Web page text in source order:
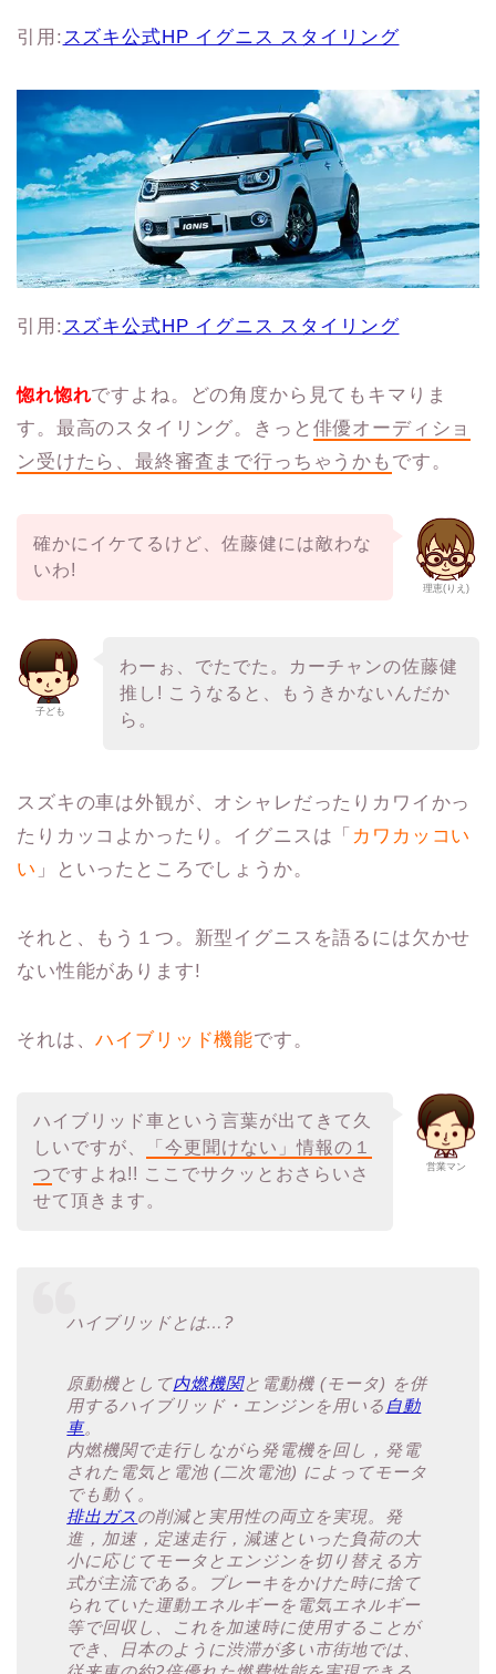
引用:スズキ公式HP イグニス スタイリング
引用:スズキ公式HP イグニス スタイリング
惚れ惚れですよね。どの角度から見てもキマりま
す。最高のスタイリング。きっと 俳優オーディショ
ン受けたら、最終審査まで行っちゃうかも です。
理恵(りえ)
確かにイケてるけど、佐藤健には敵わな
いわ!
子ども
わーぉ、でたでた。カーチャンの佐藤健
推し! こうなると、もうきかないんだか
ら。
スズキの車は外観が、オシャレだったりカワイかっ
たりカッコよかったり。イグニスは「 カワカッコい
い 」といったところでしょうか。
それと、もう１つ。新型イグニスを語るには欠かせ
ない性能があります!
それは、ハイブリッド機能です。
営業マン
ハイブリッド車という言葉が出てきて久
しいですが、
「今更聞けない」情報の１
つですよね!! ここでサクッとおさらいさ
せて頂きます。
ハイブリッドとは…?
原動機として内燃機関と電動機 (モータ) を併
用するハイブリッド・エンジンを用いる 自動
車。
内燃機関で走行しながら発電機を回し，発電
された電気と電池 (二次電池) によってモータ
でも動く。
排出ガスの削減と実用性の両立を実現。発
進，加速，定速走行，減速といった負荷の大
小に応じてモータとエンジンを切り替える方
式が主流である。ブレーキをかけた時に捨て
られていた運動エネルギーを電気エネルギー
等で回収し、これを加速時に使用することが
でき、日本のように渋滞が多い市街地では、